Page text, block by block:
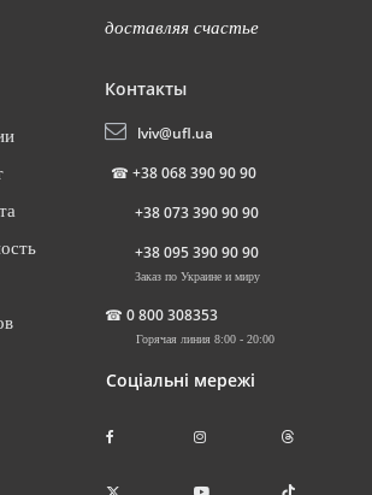
доставляя счастье
Контакты
lviv@ufl.ua
☎ +38 068 390 90 90
+38 073 390 90 90
+38 095 390 90 90
Заказ по Украине и миру
☎ 0 800 308353
Горячая линия 8:00 - 20:00
Соціальні мережі